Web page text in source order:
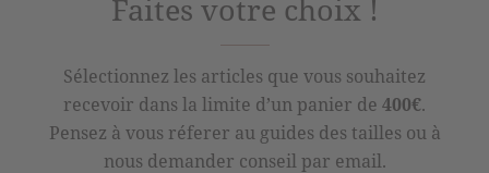
Faites votre choix !
Sélectionnez les articles que vous souhaitez
recevoir dans la limite d’un panier de 400€.
Pensez à vous réferer au guides des tailles ou à
nous demander conseil par email.